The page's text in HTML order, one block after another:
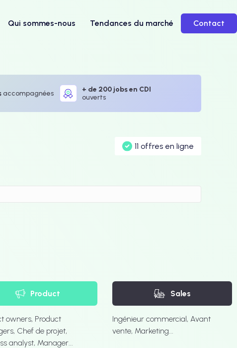
Qui sommes-nous Tendances du marché Contact
accompagnées
+ de 200 jobs en CDI
ouverts
11 offres en ligne
Product
owners, Product
Chef de projet,
analyst, Manager...
Sales
Ingénieur commercial, Avant
vente, Marketing...